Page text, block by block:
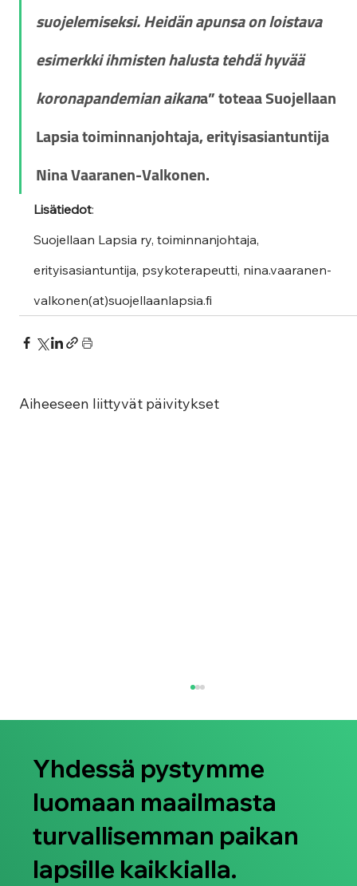
suojelemiseksi. Heidän apunsa on loistava
esimerkki ihmisten halusta tehdä hyvää
koronapandemian aikana” toteaa Suojellaan
Lapsia toiminnanjohtaja, erityisasiantuntija
Nina Vaaranen-Valkonen.
Lisätiedot:
Suojellaan Lapsia ry, toiminnanjohtaja,
erityisasiantuntija, psykoterapeutti, nina.vaaranen-
valkonen(at)suojellaanlapsia.fi
Aiheeseen liittyvät päivitykset
Suojellaan Lapsia ry juhlistaa Pride-
Yhdessä pystymme
luomaan maailmasta
turvallisemman paikan
lapsille kaikkialla.